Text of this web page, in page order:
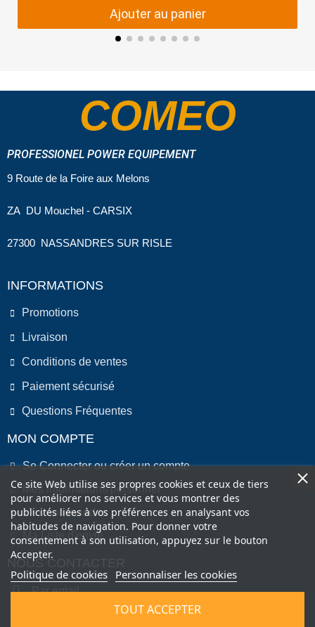
Ajouter au panier
COMEO
PROFESSIONEL POWER EQUIPEMENT
9 Route de la Foire aux Melons
ZA DU Mouchel - CARSIX
27300 NASSANDRES SUR RISLE
INFORMATIONS
Promotions
Livraison
Conditions de ventes
Paiement sécurisé
Questions Fréquentes
MON COMPTE
Se Connecter ou créer un compte
Mes informations personnel
Mes commandes
Ma Liste d'envie
NOUS CONTACTER
Par email
Ce site Web utilise ses propres cookies et ceux de tiers
pour améliorer nos services et vous montrer des
publicités liées à vos préférences en analysant vos
habitudes de navigation. Pour donner votre
consentement à son utilisation, appuyez sur le bouton
Accepter.
Politique de cookies Personnaliser les cookies
TOUT ACCEPTER